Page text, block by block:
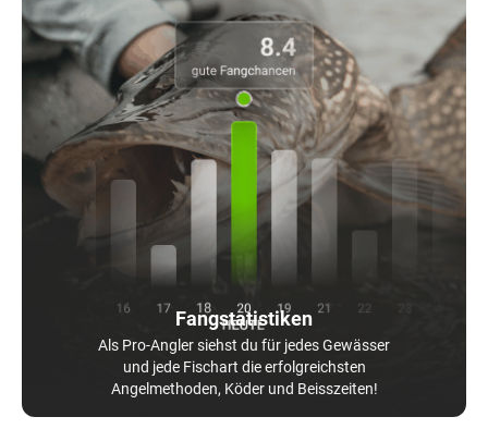
Fangstatistiken
Als Pro-Angler siehst du für jedes Gewässer
und jede Fischart die erfolgreichsten
Angelmethoden, Köder und Beisszeiten!